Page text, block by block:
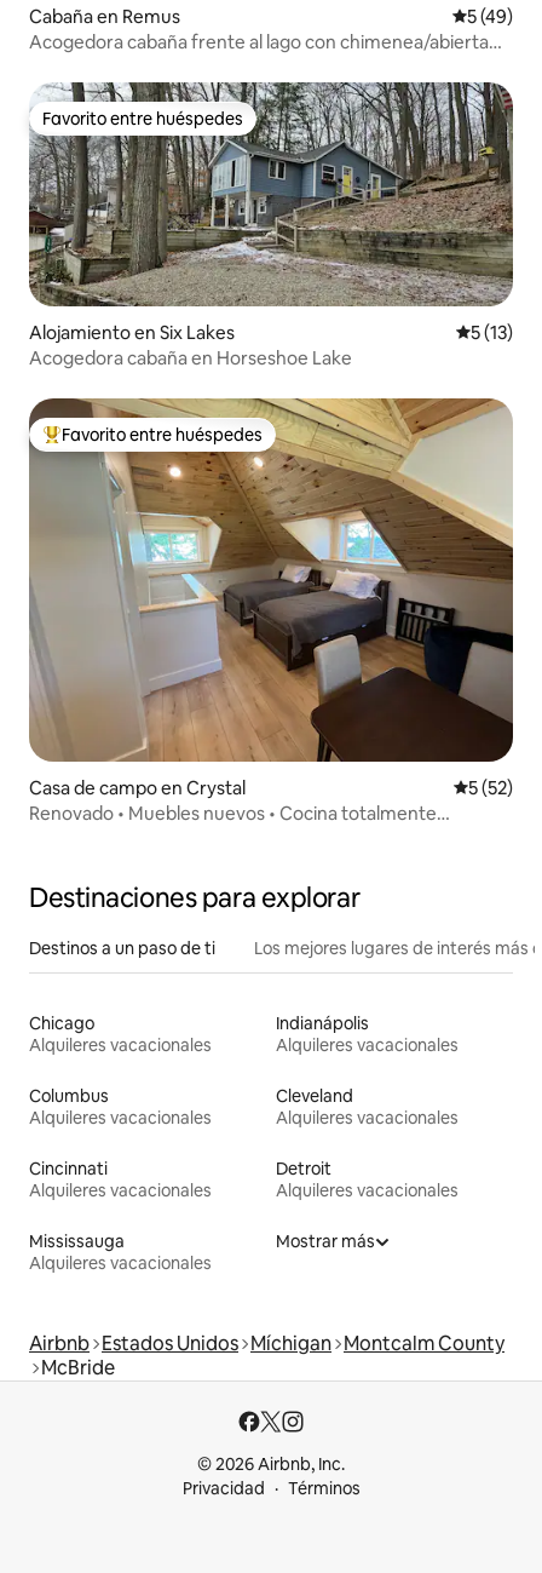
Cabaña en Remus
5 (49)
Acogedora cabaña frente al lago con chimenea/abierta
Favorito entre huéspedes
Favorito entre huéspedes
Alojamiento en Six Lakes
5 (13)
Acogedora cabaña en Horseshoe Lake
Favorito entre huéspedes preferido
Favorito entre huéspedes
Casa de campo en Crystal
5 (52)
Renovado • Muebles nuevos • Cocina totalmente
Destinaciones para explorar
Destinos a un paso de ti Los mejores lugares de interés más
Chicago
Alquileres vacacionales
Indianápolis
Alquileres vacacionales
Columbus
Alquileres vacacionales
Cleveland
Alquileres vacacionales
Cincinnati
Alquileres vacacionales
Detroit
Alquileres vacacionales
Mississauga
Alquileres vacacionales
Mostrar más
Airbnb Estados Unidos Míchigan Montcalm County
McBride
© 2026 Airbnb, Inc.
Privacidad
Términos